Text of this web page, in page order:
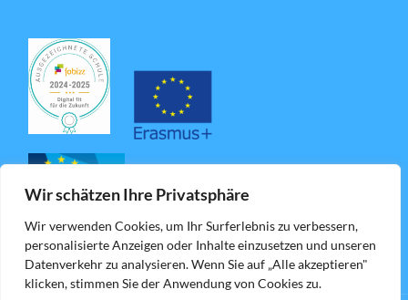
Wir schätzen Ihre Privatsphäre
Wir verwenden Cookies, um Ihr Surferlebnis zu verbessern,
personalisierte Anzeigen oder Inhalte einzusetzen und unseren
Datenverkehr zu analysieren. Wenn Sie auf „Alle akzeptieren"
klicken, stimmen Sie der Anwendung von Cookies zu.